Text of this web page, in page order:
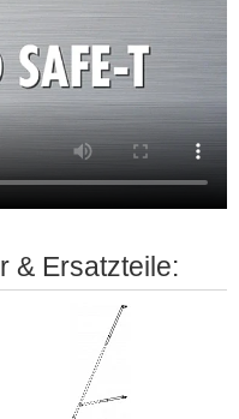
& Ersatzteile: